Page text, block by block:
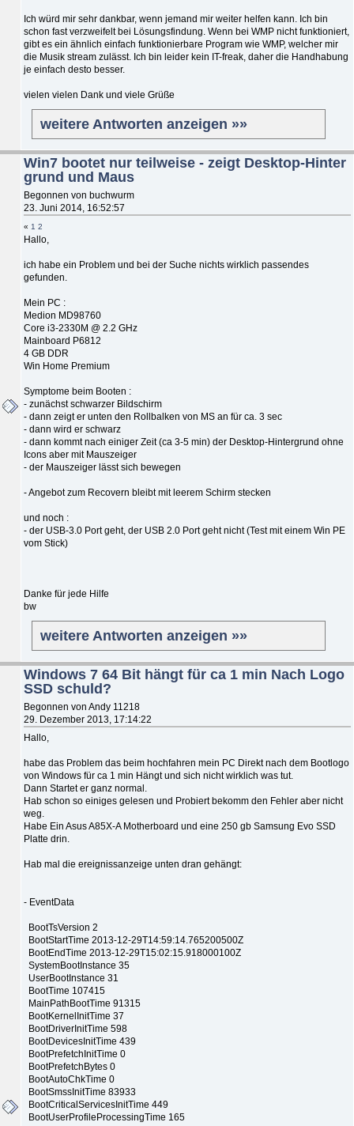
Ich würd mir sehr dankbar, wenn jemand mir weiter helfen kann. Ich bin
schon fast verzweifelt bei Lösungsfindung. Wenn bei WMP nicht funktioniert,
gibt es ein ähnlich einfach funktionierbare Program wie WMP, welcher mir
die Musik stream zulässt. Ich bin leider kein IT-freak, daher die Handhabung
je einfach desto besser.
vielen vielen Dank und viele Grüße
weitere Antworten anzeigen »»
Win7 bootet nur teilweise - zeigt Desktop-Hinter
grund und Maus
Begonnen von buchwurm
23. Juni 2014, 16:52:57
« 1 2
Hallo,
ich habe ein Problem und bei der Suche nichts wirklich passendes
gefunden.
Mein PC :
Medion MD98760
Core i3-2330M @ 2.2 GHz
Mainboard P6812
4 GB DDR
Win Home Premium
Symptome beim Booten :
- zunächst schwarzer Bildschirm
- dann zeigt er unten den Rollbalken von MS an für ca. 3 sec
- dann wird er schwarz
- dann kommt nach einiger Zeit (ca 3-5 min) der Desktop-Hintergrund ohne
Icons aber mit Mauszeiger
- der Mauszeiger lässt sich bewegen
- Angebot zum Recovern bleibt mit leerem Schirm stecken
und noch :
- der USB-3.0 Port geht, der USB 2.0 Port geht nicht (Test mit einem Win PE
vom Stick)
Danke für jede Hilfe
bw
weitere Antworten anzeigen »»
Windows 7 64 Bit hängt für ca 1 min Nach Logo
SSD schuld?
Begonnen von Andy 11218
29. Dezember 2013, 17:14:22
Hallo,
habe das Problem das beim hochfahren mein PC Direkt nach dem Bootlogo
von Windows für ca 1 min Hängt und sich nicht wirklich was tut.
Dann Startet er ganz normal.
Hab schon so einiges gelesen und Probiert bekomm den Fehler aber nicht
weg.
Habe Ein Asus A85X-A Motherboard und eine 250 gb Samsung Evo SSD
Platte drin.
Hab mal die ereignissanzeige unten dran gehängt:
- EventData
BootTsVersion 2
BootStartTime 2013-12-29T14:59:14.765200500Z
BootEndTime 2013-12-29T15:02:15.918000100Z
SystemBootInstance 35
UserBootInstance 31
BootTime 107415
MainPathBootTime 91315
BootKernelInitTime 37
BootDriverInitTime 598
BootDevicesInitTime 439
BootPrefetchInitTime 0
BootPrefetchBytes 0
BootAutoChkTime 0
BootSmssInitTime 83933
BootCriticalServicesInitTime 449
BootUserProfileProcessingTime 165